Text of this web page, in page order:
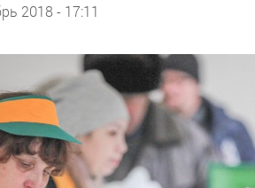
2018 - 17:11